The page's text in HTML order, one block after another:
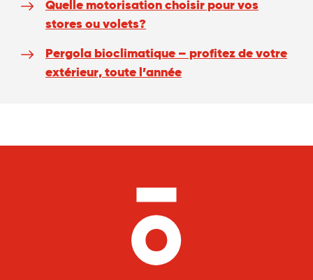
Quelle motorisation choisir pour vos
stores ou volets?
Pergola bioclimatique – profitez de votre
extérieur, toute l’année